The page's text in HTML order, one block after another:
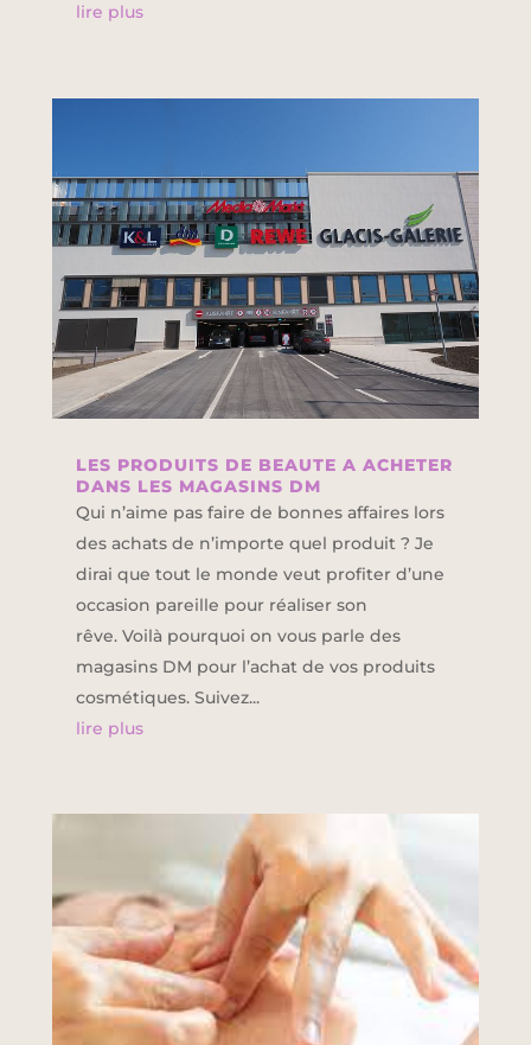
lire plus
LES PRODUITS DE BEAUTE A ACHETER
DANS LES MAGASINS DM
Qui n’aime pas faire de bonnes affaires lors
des achats de n’importe quel produit ? Je
dirai que tout le monde veut profiter d’une
occasion pareille pour réaliser son
rêve. Voilà pourquoi on vous parle des
magasins DM pour l’achat de vos produits
cosmétiques. Suivez...
lire plus